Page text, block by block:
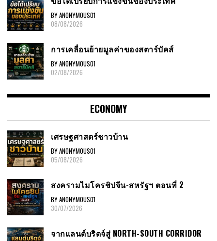
BY ANONYMOUS01
08/08/2026
การเคลื่อนย้ายมูลค่าของสตาร์บัคส์
BY ANONYMOUS01
02/08/2026
ECONOMY
เศรษฐศาสตร์ชาวบ้าน
BY ANONYMOUS01
05/08/2026
สงครามไมโครชิปจีน-สหรัฐฯ ตอนที่ 2
BY ANONYMOUS01
30/07/2026
จากแลนด์บริดจ์สู่ NORTH-SOUTH CORRIDOR